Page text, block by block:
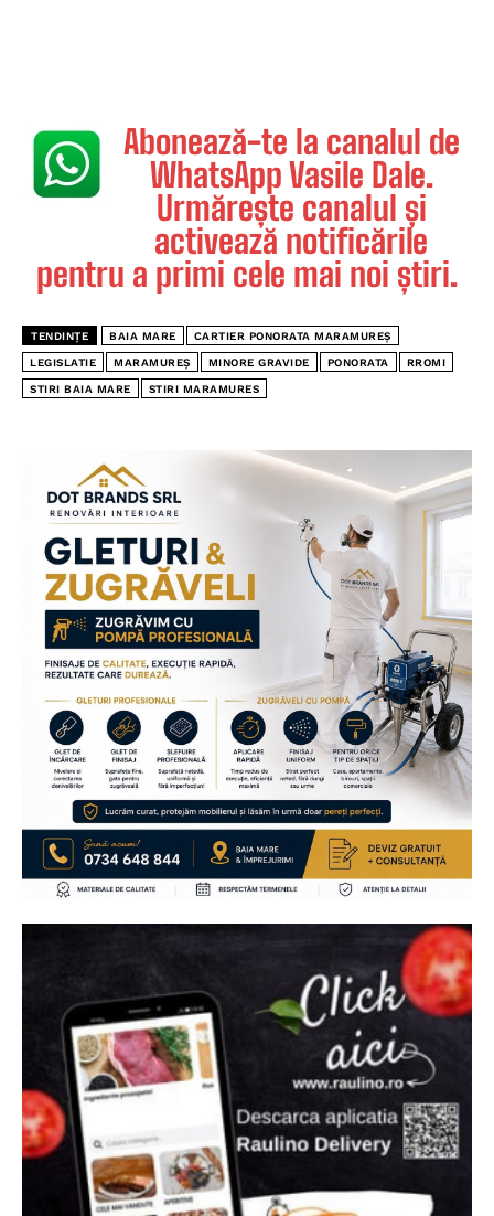
Abonează-te la canalul de
WhatsApp Vasile Dale.
Urmărește canalul și
activează notificările
pentru a primi cele mai noi știri.
TENDINȚE BAIA MARE CARTIER PONORATA MARAMUREȘ
LEGISLATIE MARAMUREȘ MINORE GRAVIDE PONORATA RROMI
STIRI BAIA MARE STIRI MARAMURES